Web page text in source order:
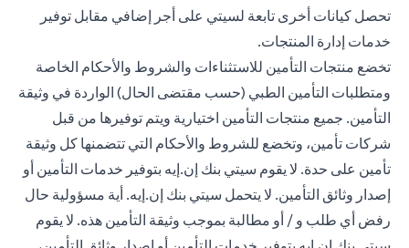
تحصل كيانات أخرى تابعة لسيتي على أجر إضافي مقابل توفير
خدمات إدارة المنتجات.
تخضع منتجات التأمين للاستثناءات والشروط والأحكام الخاصة
ومتطلبات التأمين الطبي (حسب مقتضى الحال) الواردة في وثيقة
التأمين. جميع منتجات التأمين اختيارية ويتم توفيرها من قبل
شركات تأمين، وتخضع للشروط والأحكام التي تتضمنها كل وثيقة
تأمين على حدة. لا يقوم سيتي بنك إن.إيه بتوفير خدمات التأمين أو
إصدار وثائق التأمين. لا يتحمل سيتي بنك إن.إيه. أية مسؤولية حال
رفض أي طلب و / أو مطالبة بموجب وثيقة التأمين هذه. لا يقوم